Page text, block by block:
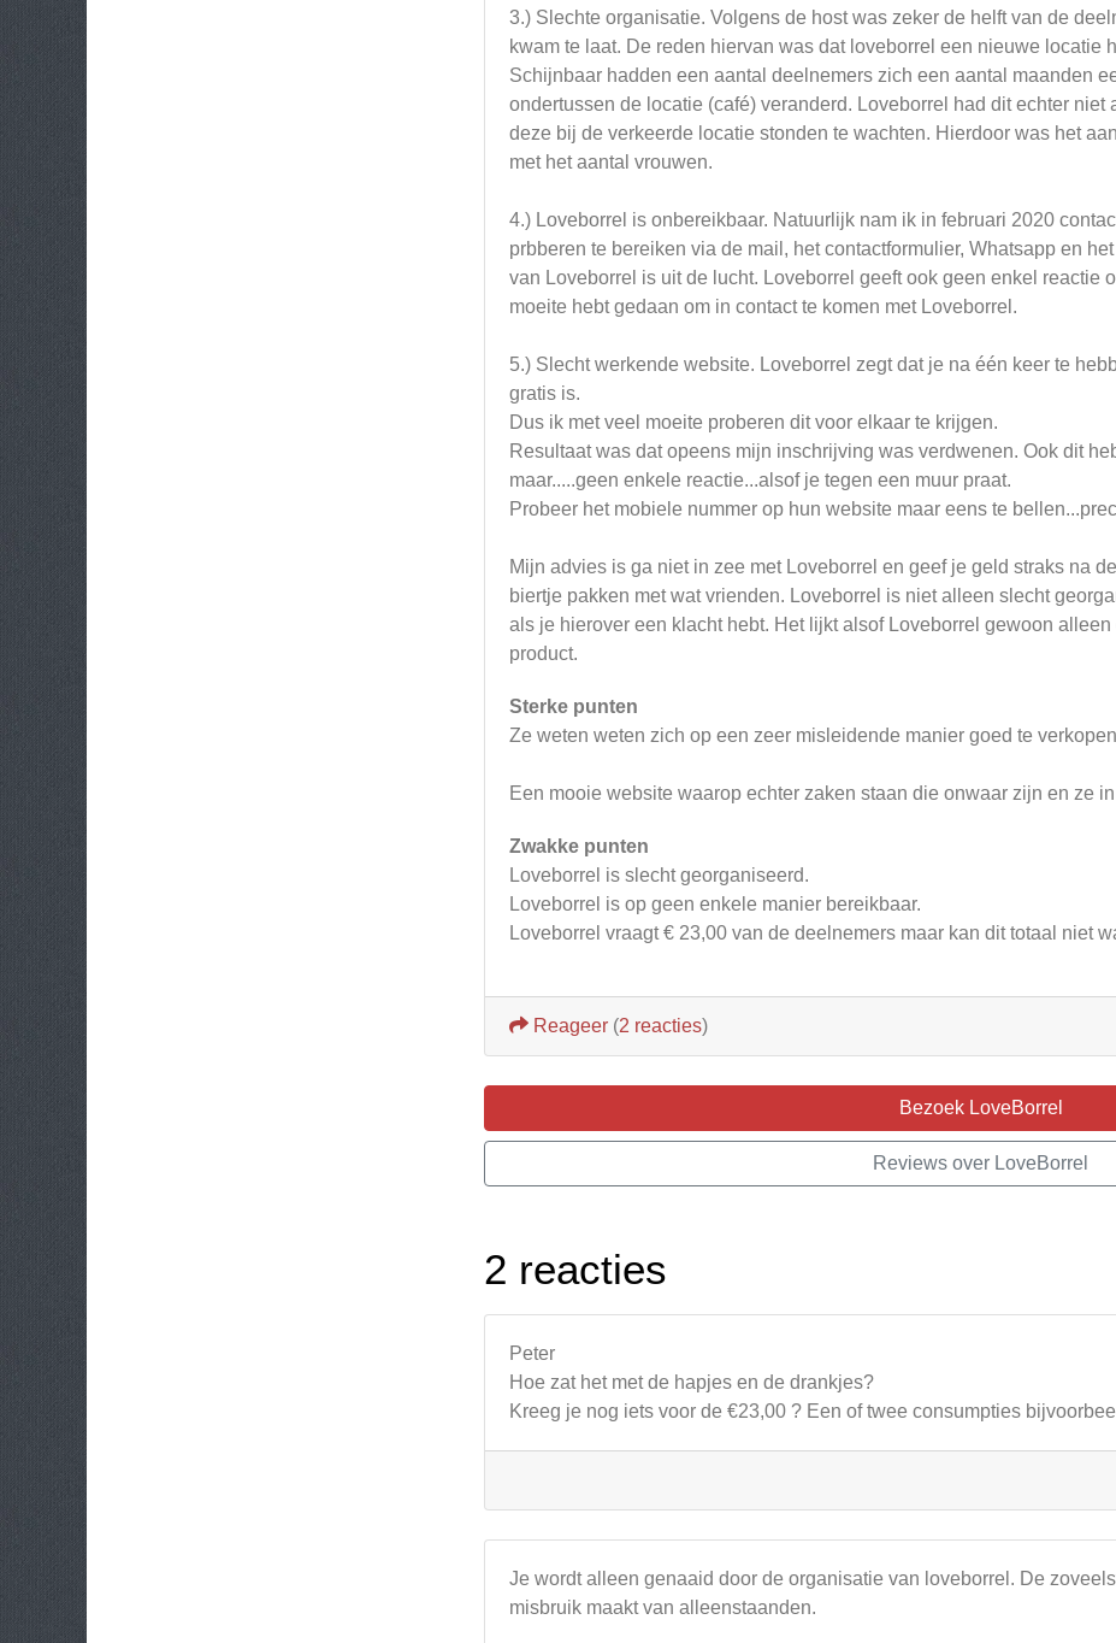
3.) Slechte organisatie. Volgens de host was zeker de helft van de
kwam te laat. De reden hiervan was dat loveborrel een nieuwe locatie
Schijnbaar hadden een aantal deelnemers zich een aantal maanden
ondertussen de locatie (café) veranderd. Loveborrel had dit echter
deze bij de verkeerde locatie stonden te wachten. Hierdoor was het
met het aantal vrouwen.
4.) Loveborrel is onbereikbaar. Natuurlijk nam ik in februari 2020
prbberen te bereiken via de mail, het contactformulier, Whatsapp en
van Loveborrel is uit de lucht. Loveborrel geeft ook geen enkel reactie
moeite hebt gedaan om in contact te komen met Loveborrel.
5.) Slecht werkende website. Loveborrel zegt dat je na één keer te
gratis is.
Dus ik met veel moeite proberen dit voor elkaar te krijgen.
Resultaat was dat opeens mijn inschrijving was verdwenen. Ook dit
maar.....geen enkele reactie...alsof je tegen een muur praat.
Probeer het mobiele nummer op hun website maar eens te
Mijn advies is ga niet in zee met Loveborrel en geef je geld straks na
biertje pakken met wat vrienden. Loveborrel is niet alleen slecht
als je hierover een klacht hebt. Het lijkt alsof Loveborrel gewoon
product.
Sterke punten
Ze weten weten zich op een zeer misleidende manier goed te
Een mooie website waarop echter zaken staan die onwaar zijn en ze
Zwakke punten
Loveborrel is slecht georganiseerd.
Loveborrel is op geen enkele manier bereikbaar.
Loveborrel vraagt € 23,00 van de deelnemers maar kan dit totaal niet
Reageer (2 reacties)
Bezoek LoveBorrel
Reviews over LoveBorrel
2 reacties
Peter
Hoe zat het met de hapjes en de drankjes?
Kreeg je nog iets voor de €23,00 ? Een of twee consumpties
Je wordt alleen genaaid door de organisatie van loveborrel. De
misbruik maakt van alleenstaanden.